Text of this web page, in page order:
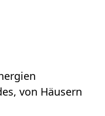
von Häusern